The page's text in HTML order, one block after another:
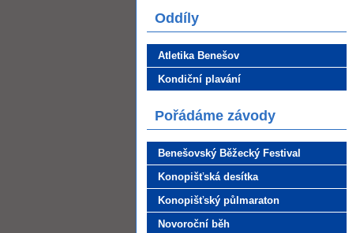
Oddíly
Atletika Benešov
Kondiční plavání
Pořádáme závody
Benešovský Běžecký Festival
Konopišťská desítka
Konopišťský půlmaraton
Novoroční běh